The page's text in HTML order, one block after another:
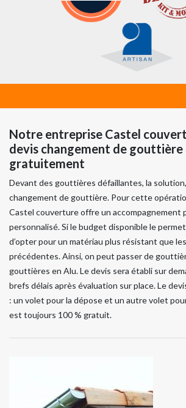
Notre entreprise Castel
devis changement de
gratuitement
Devant des gouttières défaillantes, la solution,
changement de gouttière. Pour cette
Castel couverture offre un accompagnement
personnalisé. Si le budget disponible le
d’opter pour un matériau plus résistant que
précédentes. Ainsi, on peut passer de
gouttières en Alu. Le devis sera établi sur
brefs délais après évaluation sur place. Le
: un volet pour la dépose et un autre volet
est toujours 100 % gratuit.